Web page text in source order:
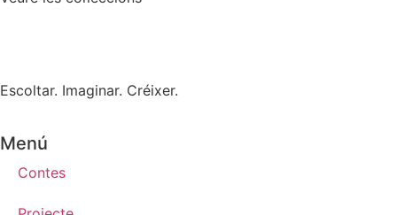
Escoltar. Imaginar. Créixer.
Menú
Contes